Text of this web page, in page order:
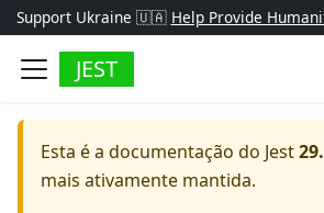
Support Ukraine 🇺🇦 Help Provide
JEST
Esta é a documentação do Jest
mais ativamente mantida.